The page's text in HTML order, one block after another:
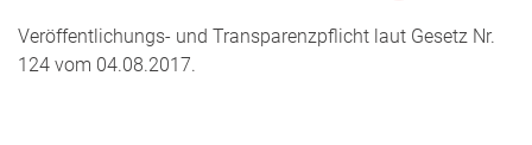
Veröffentlichungs- und Transparenzpflicht laut Gesetz Nr.
124 vom 04.08.2017.